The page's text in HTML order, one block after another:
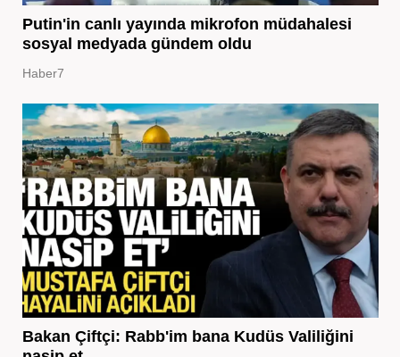
Putin'in canlı yayında mikrofon müdahalesi
sosyal medyada gündem oldu
Haber7
Bakan Çiftçi: Rabb'im bana Kudüs Valiliğini